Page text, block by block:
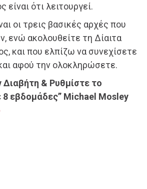
ότι λειτουργεί.
οι τρεις βασικές αρχές που
ενώ ακολουθείτε τη Δίαιτα
και που ελπίζω να συνεχίσετε
αφού την ολοκληρώσετε.
& Ρυθμίστε το
εβδομάδες” Michael Mosley